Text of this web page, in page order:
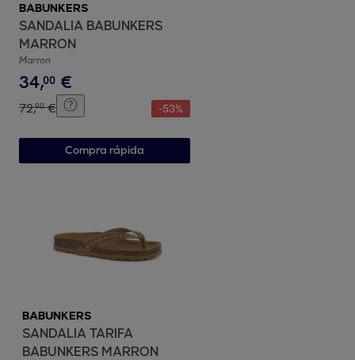
BABUNKERS
SANDALIA BABUNKERS
MARRON
Marron
34,00 €
72,90 € -53%
Compra rápida
BABUNKERS
SANDALIA TARIFA
BABUNKERS MARRON